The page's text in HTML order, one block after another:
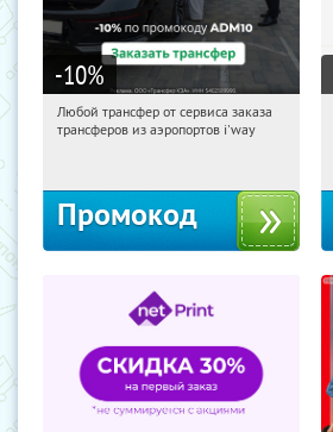
-10%
20:34:04
Получи первым!
Любой трансфер от сервиса заказа
трансферов из аэропортов i'way
Промокод